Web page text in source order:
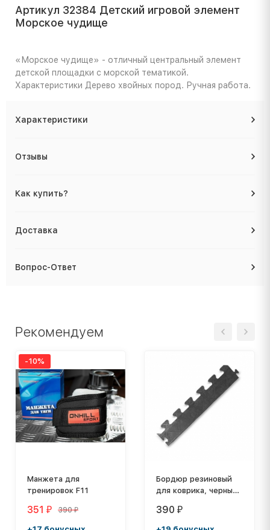
Артикул 32384 Детский игровой элемент
Морское чудище
«Морское чудище» - отличный центральный элемент
детской площадки с морской тематикой.
Характеристики Дерево хвойных пород. Ручная работа.
Характеристики
Отзывы
Как купить?
Доставка
Вопрос-Ответ
Рекомендуем
-10%
Манжета для
тренировок F11
351 ₽ 390₽
Бордюр резиновый
для коврика, черный,
390 ₽